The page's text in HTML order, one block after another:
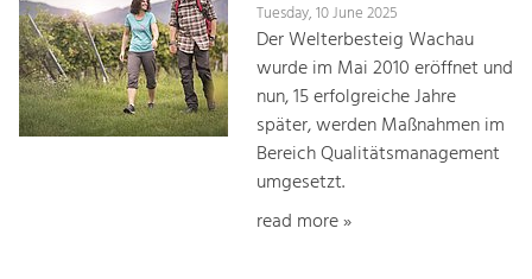
Tuesday, 10 June 2025
Der Welterbesteig Wachau
wurde im Mai 2010 eröffnet und
nun, 15 erfolgreiche Jahre
später, werden Maßnahmen im
Bereich Qualitätsmanagement
umgesetzt.
read more »